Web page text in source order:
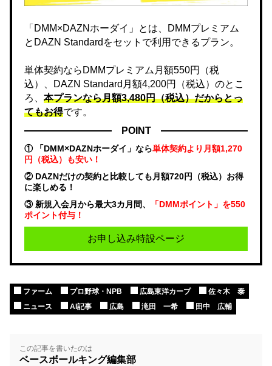
「DMM×DAZNホーダイ」とは、DMMプレミアム
とDAZN Standardをセットで利用できるプラン。
単体契約ならDMMプレミアム月額550円（税
込）、DAZN Standard月額4,200円（税込）のとこ
ろ、 本プランなら月額3,480円（税込）だからとっ
てもお得です。
POINT
① 「DMM×DAZNホーダイ」なら単体契約より月額1,270
円（税込）も安い！
② DAZNだけの契約と比較しても月額720円（税込）お得
に楽しめる！
③ 新規入会月から最大3カ月間、
「DMMポイント」を550
ポイント付与！
お申し込み特設ページ
ファーム プロ野球・NPB 広島東洋カープ
佐々木 泰
ニュース
AI記事 広島 滝田 一希 田中 広輔
この記事を書いたのは
ベースボールキング編集部